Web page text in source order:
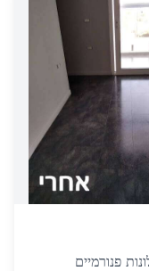
פנורמיים